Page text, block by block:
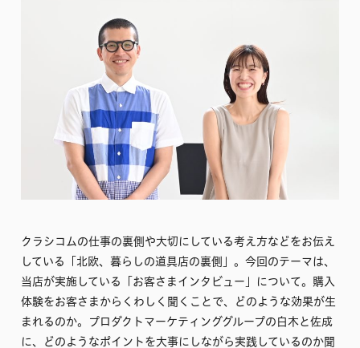
クラシコムの仕事の裏側や大切にしている考え方などをお伝え
している「北欧、暮らしの道具店の裏側」。今回のテーマは、
当店が実施している「お客さまインタビュー」について。購入
体験をお客さまからくわしく聞くことで、どのような効果が生
まれるのか。プロダクトマーケティンググループの白木と佐成
に、どのようなポイントを大事にしながら実践しているのか聞